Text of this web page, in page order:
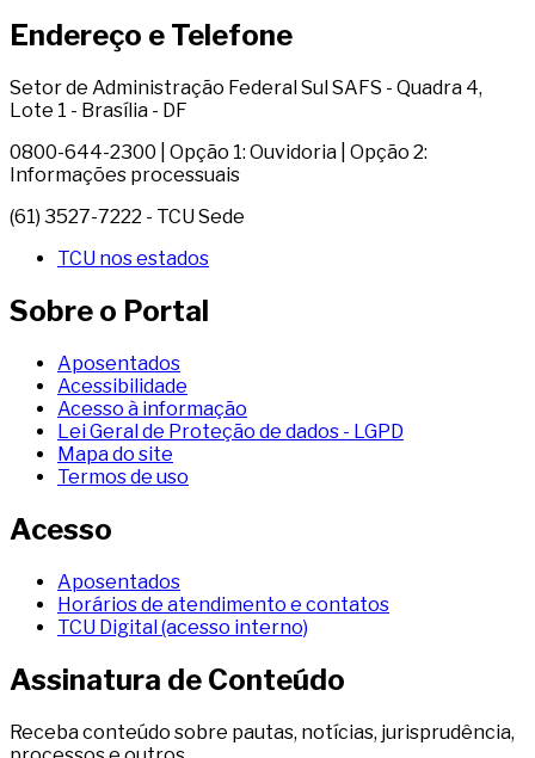
Endereço e Telefone
Setor de Administração Federal Sul SAFS - Quadra 4,
Lote 1 - Brasília - DF
0800-644-2300 | Opção 1: Ouvidoria | Opção 2:
Informações processuais
(61) 3527-7222 - TCU Sede
TCU nos estados
Sobre o Portal
Aposentados
Acessibilidade
Acesso à informação
Lei Geral de Proteção de dados - LGPD
Mapa do site
Termos de uso
Acesso
Aposentados
Horários de atendimento e contatos
TCU Digital (acesso interno)
Assinatura de Conteúdo
Receba conteúdo sobre pautas, notícias, jurisprudência,